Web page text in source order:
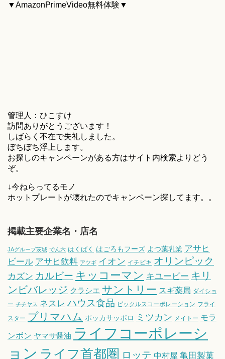
▼AmazonPrimeVideo無料体験▼
管理人：ひこすけ
訪問ありがとうございます！
しばらく不在で失礼しました。
ぼちぼち浮上します。
お探しのキャンペーンがある方はサイト内検索よりどう
ぞ。
↓今ねらってるモノ
ホットプレートが壊れたのでキャンペーン探してます。。
掲載主要企業名・店名
JAグループ茨城 でん六 はくばく はごろもフーズ よつ葉乳業 アサヒ
ビール アサヒ飲料 アツギ イオン イチビキ オリンピック
カズン カルビー キッコーマン キユーピー キリ
ンビバレッジ クラシエ サントリー スギ薬局 ダイショ
ー チチヤス ネスレ ハウス食品 ピックルスコーポレーション フライ
スター プリマハム ポッカサッポロ ミツカン メイトー モラ
ンボン ヤマサ醤油 ライフコーポレーシ
ョン ライフ首都圏 ロッテ 中村屋 亀田製菓